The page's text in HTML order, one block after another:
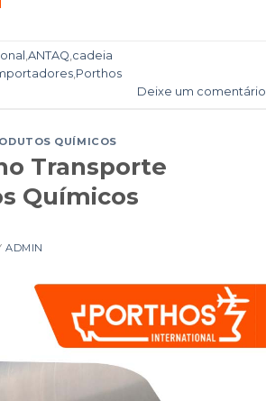
,ANTAQ,cadeia
,Porthos
Deixe um comentário
QUÍMICOS
Transporte
Químicos
ADMIN